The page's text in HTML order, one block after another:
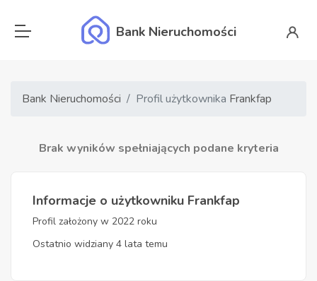
Bank Nieruchomości
Bank Nieruchomości Profil użytkownika Frankfap
Brak wyników spełniających podane kryteria
Informacje o użytkowniku Frankfap
Profil założony w 2022 roku
Ostatnio widziany 4 lata temu